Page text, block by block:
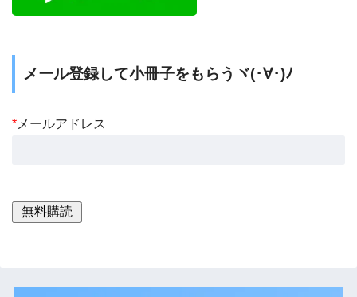
メール登録して小冊子をもらうヾ(･∀･)ﾉ
*メールアドレス